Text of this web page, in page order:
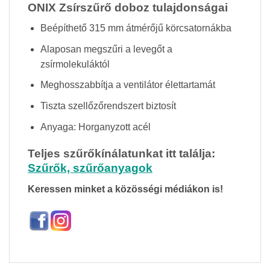
ONIX Zsírszűrő doboz tulajdonságai
Beépíthető 315 mm átmérőjű körcsatornákba
Alaposan megszűri a levegőt a
zsírmolekuláktól
Meghosszabbítja a ventilátor élettartamát
Tiszta szellőzőrendszert biztosít
Anyaga: Horganyzott acél
Teljes szűrőkínálatunkat itt találja:
Szűrők, szűrőanyagok
Keressen minket a közösségi médiákon is!